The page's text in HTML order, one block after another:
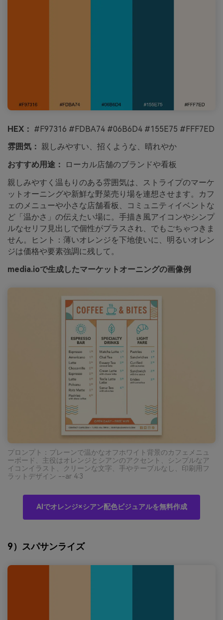
HEX： #F97316 #FDBA74 #06B6D4 #155E75 #FFF7ED
雰囲気： 親しみやすい、招くような、晴れやか
おすすめ用途：
ローカル店舗のブランドや看板
親しみやすく温もりのある雰囲気は、ストライプのマーケ
ットオーニングや新鮮な野菜売り場を連想させます。カフ
ェのメニューや小さな店舗看板、コミュニティイベントな
ど「温かさ」の伝えたい場に。手描き風アイコンやシンプ
ルなセリフ見出しで個性がプラスされ、でもごちゃつきま
せん。ヒント：薄いオレンジを下地使いに、明るいオレン
ジは価格や要素強調に残して。
media.ioで生成したマーケットオーニングの画像例
プロンプト：プレーンで温かなオフホワイト背景のカフェメニュ
ーボード、主役はオレンジとシアンのアクセント、シンプルなア
イコンイラスト、クリーンな文字、手やテーブルなし、印刷用フ
ラットデザイン --ar 4:3
AIでオレンジ×シアン配色ビジュアルを無料作成
9）スパサンライズ